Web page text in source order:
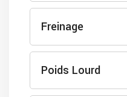
Freinage
Poids Lourd